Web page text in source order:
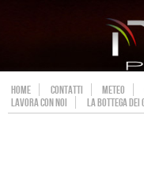
HOME CONTATTI METEO
LAVORA CON NOI
LA BOTTEGA DEI